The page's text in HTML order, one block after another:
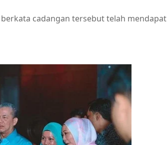
cadangan tersebut telah mendapat